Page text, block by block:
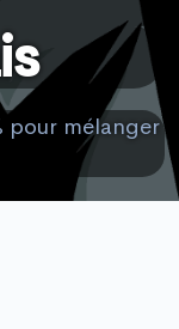
pour mélanger